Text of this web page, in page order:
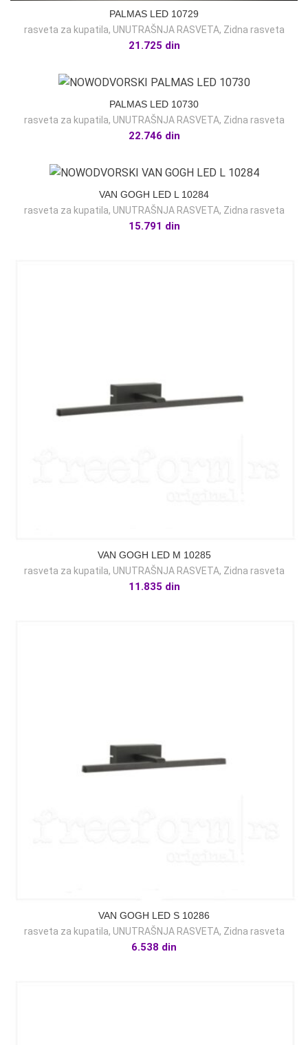
PALMAS LED 10729
rasveta za kupatila, UNUTRAŠNJA RASVETA, Zidna rasveta
21.725 din
PALMAS LED 10730
rasveta za kupatila, UNUTRAŠNJA RASVETA, Zidna rasveta
22.746 din
VAN GOGH LED L 10284
rasveta za kupatila, UNUTRAŠNJA RASVETA, Zidna rasveta
15.791 din
VAN GOGH LED M 10285
rasveta za kupatila, UNUTRAŠNJA RASVETA, Zidna rasveta
11.835 din
VAN GOGH LED S 10286
rasveta za kupatila, UNUTRAŠNJA RASVETA, Zidna rasveta
6.538 din